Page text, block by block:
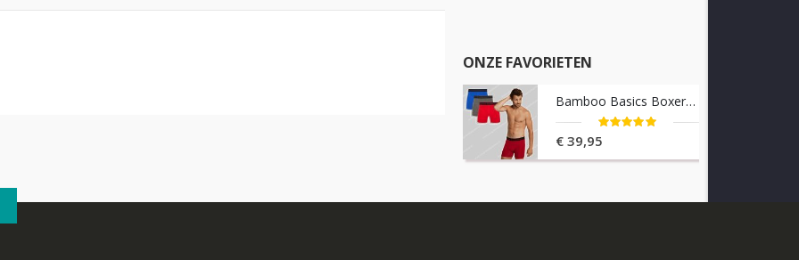
ONZE FAVORIETEN
Bamboo Basics Boxershorts 3-pack Rico
Waardering:
100%
€ 39,95